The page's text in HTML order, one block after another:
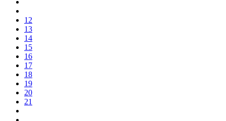
12
13
14
15
16
17
18
19
20
21